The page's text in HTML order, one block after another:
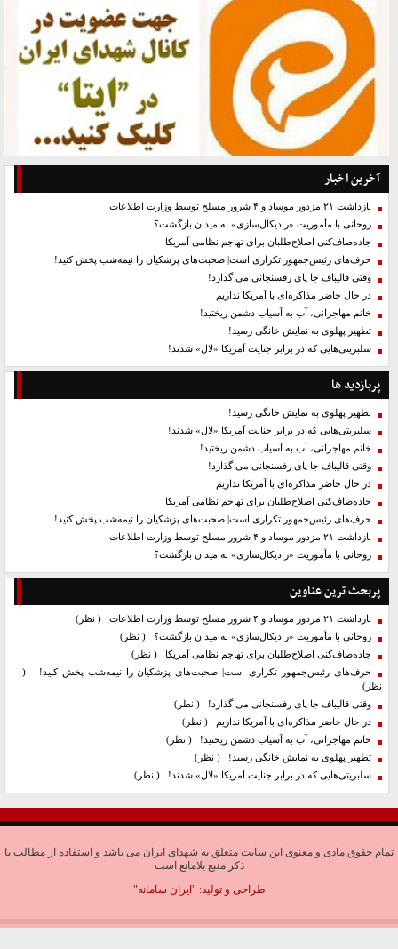
آخرین اخبار
بازداشت ۲۱ مزدور موساد و ۴ شرور مسلح توسط وزارت اطلاعات
روحانی با مأموریت «رادیکال‌سازی» به میدان بازگشت؟
جاده‌صاف‌کنی اصلاح‌طلبان برای تهاجم نظامی آمریکا
حرف‌های رئیس‌جمهور تکراری است| صحبت‌های پزشکیان را نیمه‌شب پخش کنید!
وقتی قالیباف جا پای رفسنجانی می گذارد!
در حال حاضر مذاکره‌ای با آمریکا نداریم
خانم مهاجرانی، آب به آسیاب دشمن ریختید!
تطهیر پهلوی به نمایش خانگی رسید!
سلبریتی‌هایی که در برابر جنایت آمریکا «لال» شدند!
پربازدید ها
تطهیر پهلوی به نمایش خانگی رسید!
سلبریتی‌هایی که در برابر جنایت آمریکا «لال» شدند!
خانم مهاجرانی، آب به آسیاب دشمن ریختید!
وقتی قالیباف جا پای رفسنجانی می گذارد!
در حال حاضر مذاکره‌ای با آمریکا نداریم
جاده‌صاف‌کنی اصلاح‌طلبان برای تهاجم نظامی آمریکا
حرف‌های رئیس‌جمهور تکراری است| صحبت‌های پزشکیان را نیمه‌شب پخش کنید!
بازداشت ۲۱ مزدور موساد و ۴ شرور مسلح توسط وزارت اطلاعات
روحانی با مأموریت «رادیکال‌سازی» به میدان بازگشت؟
پربحث ترین عناوین
بازداشت ۲۱ مزدور موساد و ۴ شرور مسلح توسط وزارت اطلاعات
( نظر)
روحانی با مأموریت «رادیکال‌سازی» به میدان بازگشت؟ ( نظر)
جاده‌صاف‌کنی اصلاح‌طلبان برای تهاجم نظامی آمریکا
( نظر)
حرف‌های رئیس‌جمهور تکراری است| صحبت‌های پزشکیان را نیمه‌شب پخش کنید!
(
نظر)
وقتی قالیباف جا پای رفسنجانی می گذارد! ( نظر)
در حال حاضر مذاکره‌ای با آمریکا نداریم
( نظر)
خانم مهاجرانی، آب به آسیاب دشمن ریختید! ( نظر)
تطهیر پهلوی به نمایش خانگی رسید! ( نظر)
سلبریتی‌هایی که در برابر جنایت آمریکا «لال» شدند! ( نظر)
تمام حقوق مادی و معنوی این سایت متعلق به شهدای ایران می باشد و استفاده از مطالب با
ذکر منبع بلامانع است
طراحی و تولید: "ایران سامانه"